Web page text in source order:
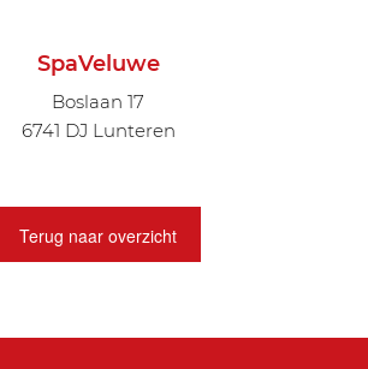
SpaVeluwe
Boslaan 17
6741 DJ Lunteren
Terug naar overzicht